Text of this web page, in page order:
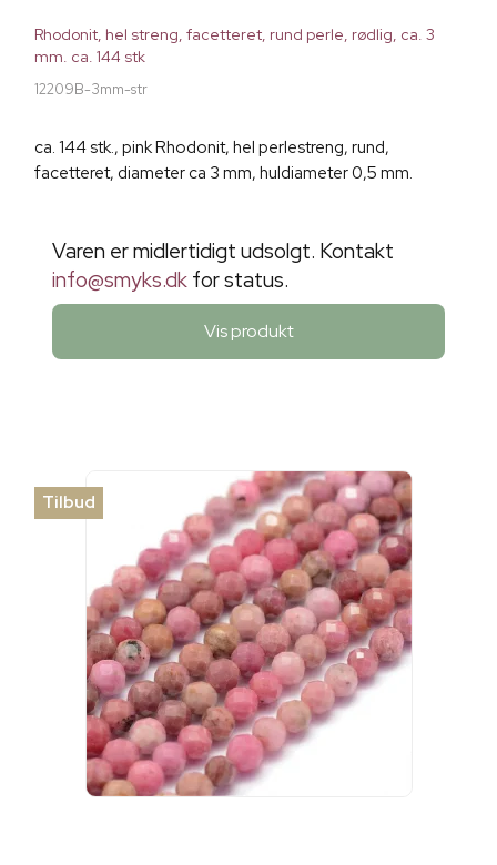
Rhodonit, hel streng, facetteret, rund perle, rødlig, ca. 3
mm. ca. 144 stk
12209B-3mm-str
ca. 144 stk., pink Rhodonit, hel perlestreng, rund,
facetteret, diameter ca 3 mm, huldiameter 0,5 mm.
Varen er midlertidigt udsolgt. Kontakt
info@smyks.dk for status.
Vis produkt
Tilbud